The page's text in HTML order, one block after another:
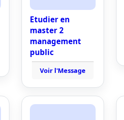
Etudier en
master 2
management
public
Voir l'Message